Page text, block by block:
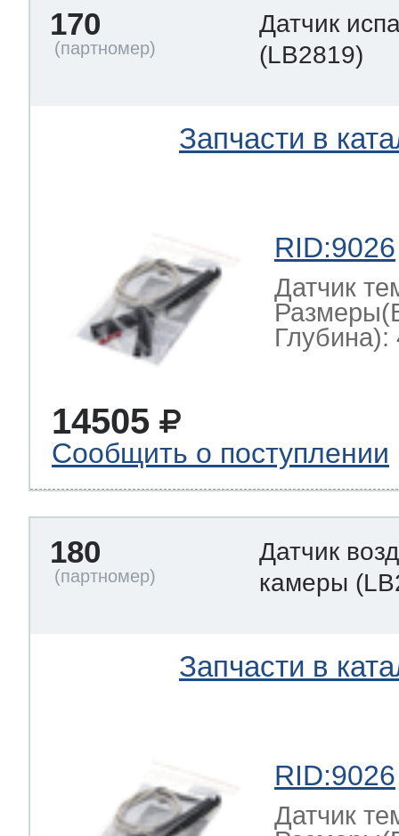
170
Датчик
(LB2819)
Запчасти в
RID:9026
Датчик
Глубина):
14505
Сообщить о поступлении
180
Датчик
камеры
Запчасти в
RID:9026
Датчик